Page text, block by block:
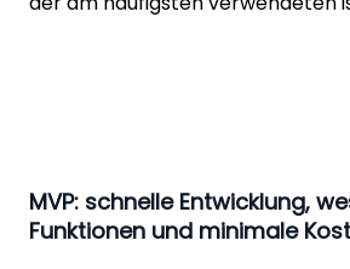
MVP: schnelle Entwicklung,
Funktionen und minimale